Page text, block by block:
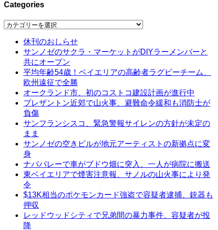
Categories
Categories
休刊のおしらせ
サンノゼのサクラ・マーケットがDIYラーメンバーと
共にオープン
平均年齢54歳！ベイエリアの高齢者ラグビーチーム、
欧州遠征で全勝
オークランド市、初のコストコ建設計画が進行中
プレザントン近郊で山火事、避難命令緩和も消防士が
負傷
サンフランシスコ、緊急警報サイレンの方針が未定の
まま
サンノゼの空きビルが地元アーティストの新拠点に変
身
ナパバレーで車がブドウ畑に突入、一人が病院に搬送
東ベイエリアで煙害注意報、サノルの山火事により発
令
$13K相当のポケモンカード強盗で容疑者逮捕、銃器も
押収
レッドウッドシティで兄弟間の暴力事件、容疑者が投
降